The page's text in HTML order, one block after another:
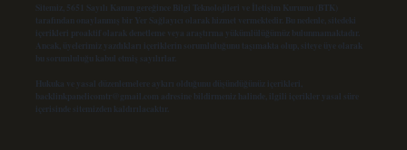
Sitemiz, 5651 Sayılı Kanun gereğince Bilgi Teknolojileri ve İletişim Kurumu (BTK)
tarafından onaylanmış bir Yer Sağlayıcı olarak hizmet vermektedir. Bu nedenle, sitedeki
içerikleri proaktif olarak denetleme veya araştırma yükümlülüğümüz bulunmamaktadır.
Ancak, üyelerimiz yazdıkları içeriklerin sorumluluğunu taşımakta olup, siteye üye olarak
bu sorumluluğu kabul etmiş sayılırlar.
Hukuka ve yasal düzenlemelere aykırı olduğunu düşündüğünüz içerikleri,
backlinkpanelicomtr@gmail.com adresine bildirmeniz halinde, ilgili içerikler yasal süre
içerisinde sitemizden kaldırılacaktır.